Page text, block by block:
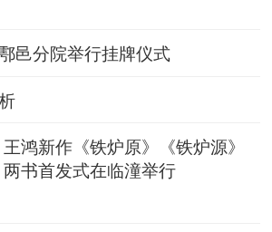
邑分院举行挂牌仪式
王鸿新作《铁炉原》《铁炉源》
两书首发式在临潼举行